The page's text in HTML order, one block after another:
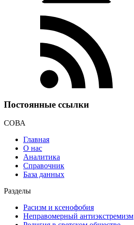
Постоянные ссылки
СОВА
Главная
О нас
Аналитика
Справочник
База данных
Разделы
Расизм и ксенофобия
Неправомерный антиэкстремизм